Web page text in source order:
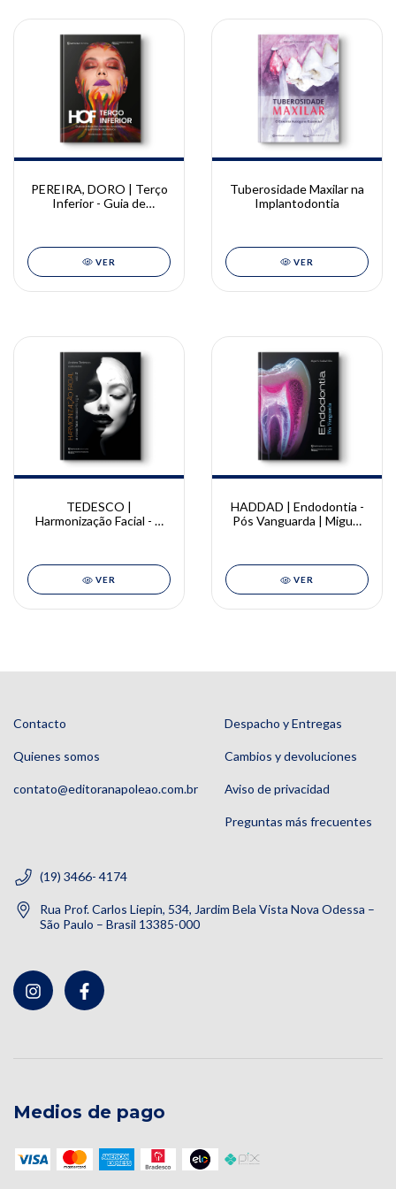
PEREIRA, DORO | Terço
Inferior - Guia de
quantidade de produtos |
Priscilla Pereira e Karina
Doro - (cópia)
VER
Tuberosidade Maxilar na
Implantodontia
VER
TEDESCO |
Harmonização Facial - A
VER
HADDAD | Endodontia -
Pós Vanguarda | Miguel
VER
Contacto
Quienes somos
contato@editoranapoleao.com.br
Despacho y Entregas
Cambios y devoluciones
Aviso de privacidad
Preguntas más frecuentes
(19) 3466- 4174
Rua Prof. Carlos Liepin, 534, Jardim Bela Vista Nova Odessa –
São Paulo – Brasil 13385-000
Medios de pago